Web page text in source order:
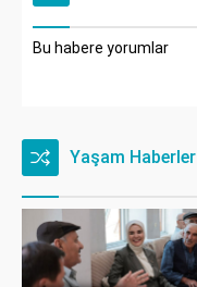
Bu habere yorumlar
Yaşam Haberler